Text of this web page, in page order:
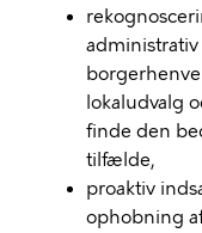
lokaludvalg
finde den
tilfælde,
proaktiv
ophobning